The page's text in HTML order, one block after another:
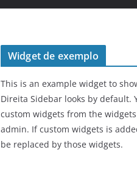
Widget de exemplo
This is an example widget to
Direita Sidebar looks by default.
custom widgets from the
admin. If custom widgets is
be replaced by those widgets.